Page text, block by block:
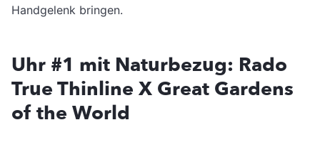
Handgelenk bringen.
Uhr #1 mit Naturbezug: Rado
True Thinline X Great Gardens
of the World